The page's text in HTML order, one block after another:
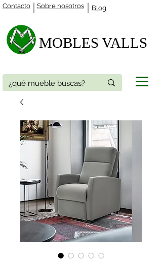
Contacto Blog
Sobre nosotros
MOBLES VALLS​